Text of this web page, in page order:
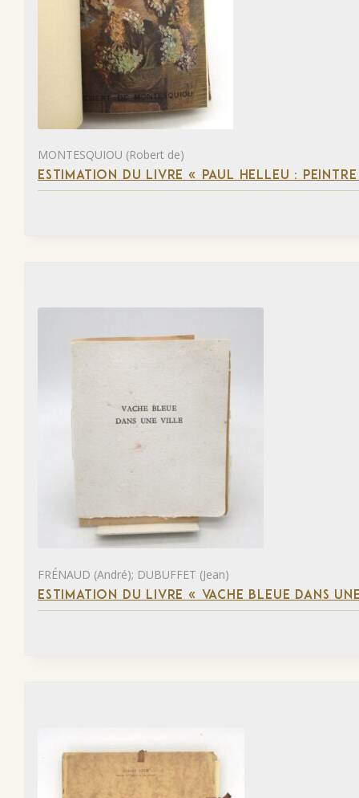
MONTESQUIOU (Robert de)
ESTIMATION DU LIVRE « PAUL HELLEU :
FRÉNAUD (André); DUBUFFET (Jean)
ESTIMATION DU LIVRE « VACHE BLEUE DANS